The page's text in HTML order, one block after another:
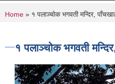
You are here
Home » १ पलाञ्चोक भगवती मन्दिर,
१ पलाञ्चोक भगवती